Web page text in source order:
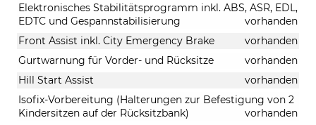
Elektronisches Stabilitätsprogramm inkl. ABS, ASR, EDL,
EDTC und Gespannstabilisierung
vorhanden
Front Assist inkl. City Emergency Brake
vorhanden
Gurtwarnung für Vorder- und Rücksitze
vorhanden
Hill Start Assist
vorhanden
Isofix-Vorbereitung (Halterungen zur Befestigung von 2
Kindersitzen auf der Rücksitzbank)
vorhanden